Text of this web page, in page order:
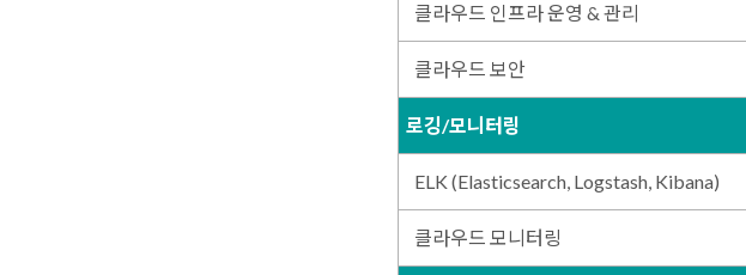
클라우드 인프라 운영 & 관리
클라우드 보안
로깅/모니터링
ELK (Elasticsearch, Logstash, Kibana)
클라우드 모니터링